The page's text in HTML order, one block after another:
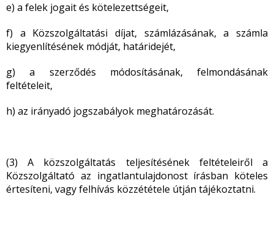
e) a felek jogait és kötelezettségeit,
f) a Közszolgáltatási díjat, számlázásának, a számla
kiegyenlítésének módját, határidejét,
g) a szerződés módosításának, felmondásának
feltételeit,
h) az irányadó jogszabályok meghatározását.
(3) A közszolgáltatás teljesítésének feltételeiről a
Közszolgáltató az ingatlantulajdonost írásban köteles
értesíteni, vagy felhívás közzététele útján tájékoztatni.